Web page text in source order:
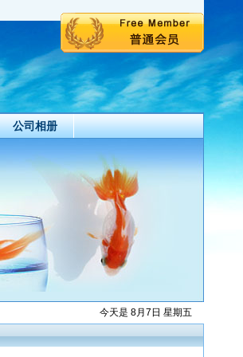
公司相册
今天是 8月7日 星期五